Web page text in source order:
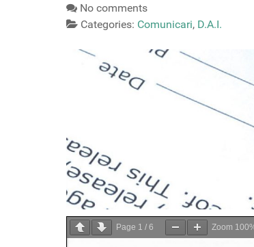
No comments
Categories: Comunicari, D.A.I.
Page 1 / 6 Zoom